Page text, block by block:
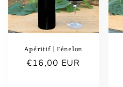
Apéritif | Fénelon
Prix
€16,00 EUR